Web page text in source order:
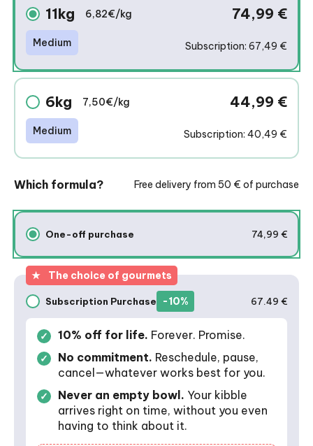
11kg 6,82€/kg 74,99 €
Medium Subscription: 67,49 €
6kg 7,50€/kg 44,99 €
Medium Subscription: 40,49 €
Which formula? Free delivery from 50 € of purchase
One-off purchase
One-off purchase 74,99 €
★ The choice of gourmets
Subscription purchase
Subscription Purchase -10% 67.49 €
10% off for life. Forever. Promise.
No commitment. Reschedule, pause,
cancel—whatever works best for you.
Never an empty bowl. Your kibble
arrives right on time, without you even
having to think about it.